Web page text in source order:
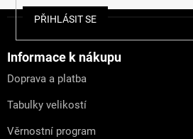
PŘIHLÁSIT SE
Informace k nákupu
Doprava a platba
Tabulky velikostí
Věrnostní program